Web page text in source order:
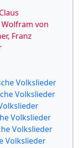
Wolfram von
Franz
Volkslieder
Volkslieder
Volkslieder
Volkslieder
Volkslieder